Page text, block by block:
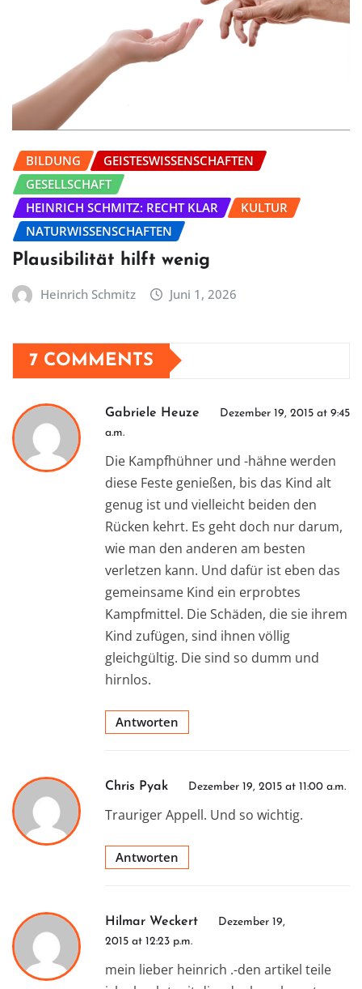
BILDUNG
GEISTESWISSENSCHAFTEN
GESELLSCHAFT
HEINRICH SCHMITZ: RECHT KLAR
KULTUR
NATURWISSENSCHAFTEN
Plausibilität hilft wenig
Heinrich Schmitz Juni 1, 2026
7 COMMENTS
Gabriele Heuze
Dezember 19, 2015 at 9:45
a.m.
Die Kampfhühner und -hähne werden
diese Feste genießen, bis das Kind alt
genug ist und vielleicht beiden den
Rücken kehrt. Es geht doch nur darum,
wie man den anderen am besten
verletzen kann. Und dafür ist eben das
gemeinsame Kind ein erprobtes
Kampfmittel. Die Schäden, die sie ihrem
Kind zufügen, sind ihnen völlig
gleichgültig. Die sind so dumm und
hirnlos.
Antworten
Chris Pyak Dezember 19, 2015 at 11:00 a.m.
Trauriger Appell. Und so wichtig.
Antworten
Hilmar Weckert
Dezember 19,
2015 at 12:23 p.m.
mein lieber heinrich .-den artikel teile